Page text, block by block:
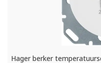
Hager berker